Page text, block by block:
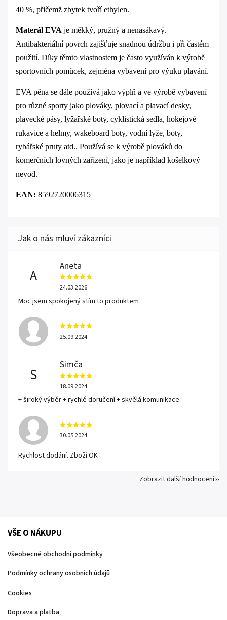
40 %, přičemž zbytek tvoří ethylen.
Materál EVA je měkký, pružný a nenasákavý.
Antibakteriální povrch zajišťuje snadnou údržbu i při častém
použití. Díky těmto vlastnostem je často využíván k výrobě
sportovních pomůcek, zejména vybavení pro výuku plavání.
EVA pěna se dále používá jako výplň a ve výrobě vybavení
pro různé sporty jako plováky, plovací a plavací desky,
plavecké pásy, lyžařské boty, cyklistická sedla, hokejové
rukavice a helmy, wakeboard boty, vodní lyže, boty,
rybářské pruty atd.. Používá se k výrobě plováků do
komerčních lovných zařízení, jako je například košelkový
nevod.
EAN: 8592720006315
A
Aneta
24.03.2026
Moc jsem spokojený stím to produktem
25.09.2024
S
Simča
18.09.2024
+ široký výběr + rychlé doručení + skvělá komunikace
30.05.2024
Rychlost dodání. Zboží OK
Zobrazit další hodnocení
VŠE O NÁKUPU
Všeobecné obchodní podmínky
Podmínky ochrany osobních údajů
Cookies
Doprava a platba